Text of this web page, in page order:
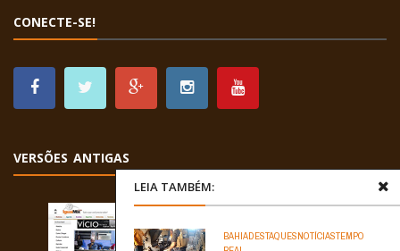
LEIA TAMBÉM:
BAHIADESTAQUESNOTÍCIASTEMPO
CONECTE-SE!
VERSÕES ANTIGAS